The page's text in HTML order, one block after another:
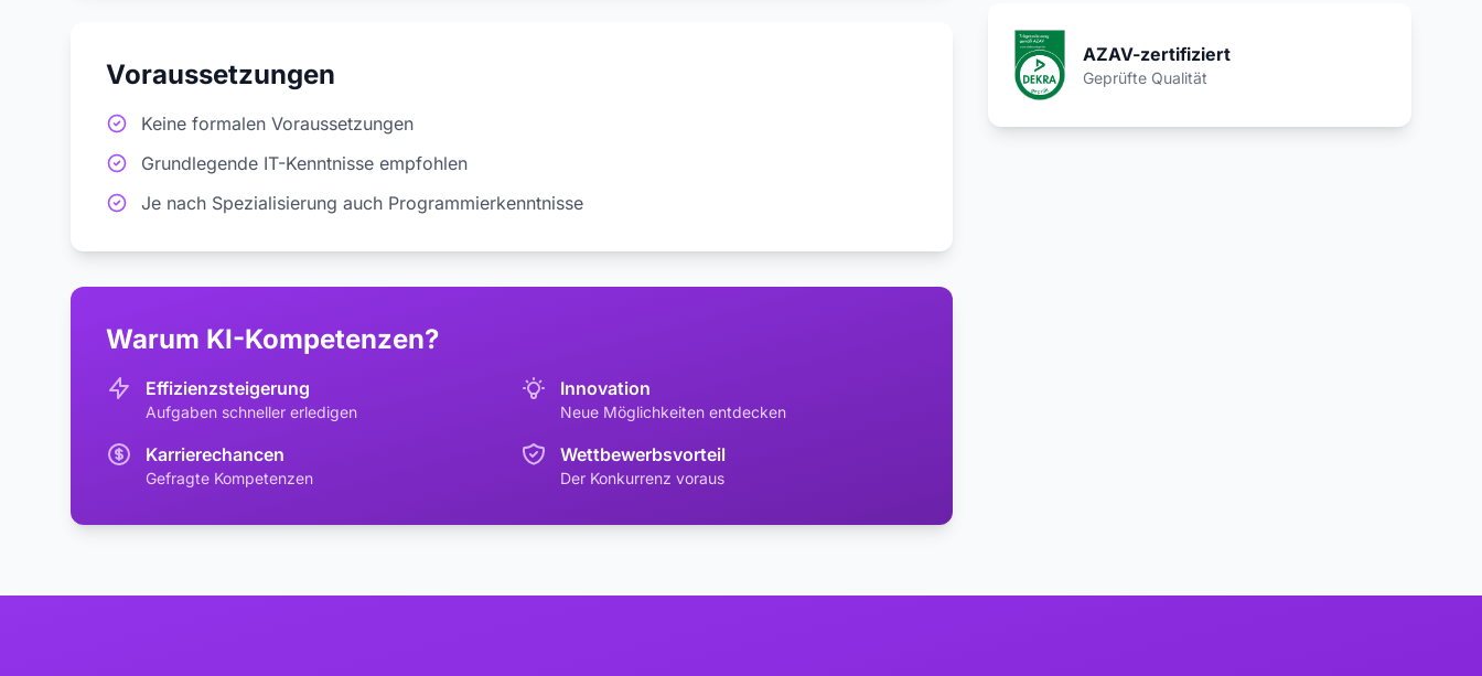
Voraussetzungen
Keine formalen Voraussetzungen
Grundlegende IT-Kenntnisse empfohlen
Je nach Spezialisierung auch Programmierkenntnisse
Warum KI-Kompetenzen?
Effizienzsteigerung
Aufgaben schneller erledigen
Innovation
Neue Möglichkeiten entdecken
Karrierechancen
Gefragte Kompetenzen
Wettbewerbsvorteil
Der Konkurrenz voraus
AZAV-zertifiziert
Geprüfte Qualität